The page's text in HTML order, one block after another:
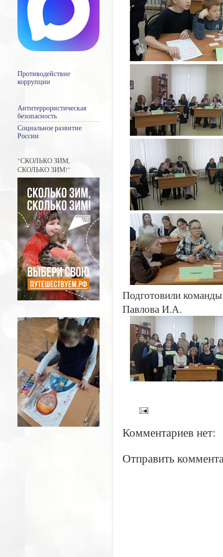
Подготовили
Павлова И.А.
Комментариев нет:
Отправить
Противодействие
коррупции
Антитеррористическая
безопасность
Социальное развитие
России
"СКОЛЬКО ЗИМ,
СКОЛЬКО ЗИМ!"